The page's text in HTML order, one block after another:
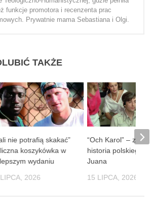
funkcje promotora i recenzenta prac
Prywatnie mama Sebastiana i Olgi.
TAKŻE
nie potrafią skakać”
koszykówka w
wydaniu
2026
“Och Karol” –
historia polskiego
Juana
15 LIPCA, 2026